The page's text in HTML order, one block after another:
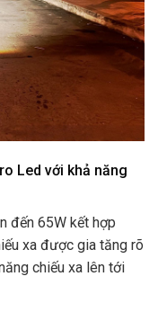
Led với khả năng
đến 65W kết hợp
xa được gia tăng rõ
chiếu xa lên tới